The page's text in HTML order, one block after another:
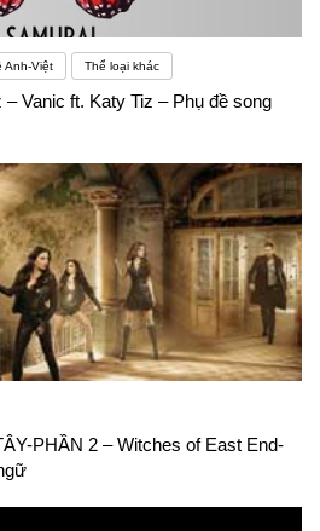
Anh-Việt Thể loại khác
Vanic ft. Katy Tiz – Phụ đề song
PHẦN 2 – Witches of East End-